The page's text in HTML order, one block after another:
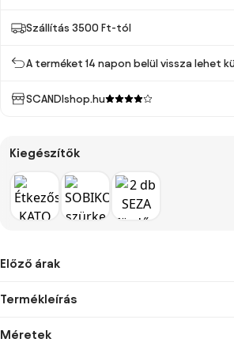
Szállítás 3500 Ft-tól
A terméket 14 napon belül vissza lehet
SCANDIshop.hu
Kiegészítők
Előző árak
Termékleírás
Méretek